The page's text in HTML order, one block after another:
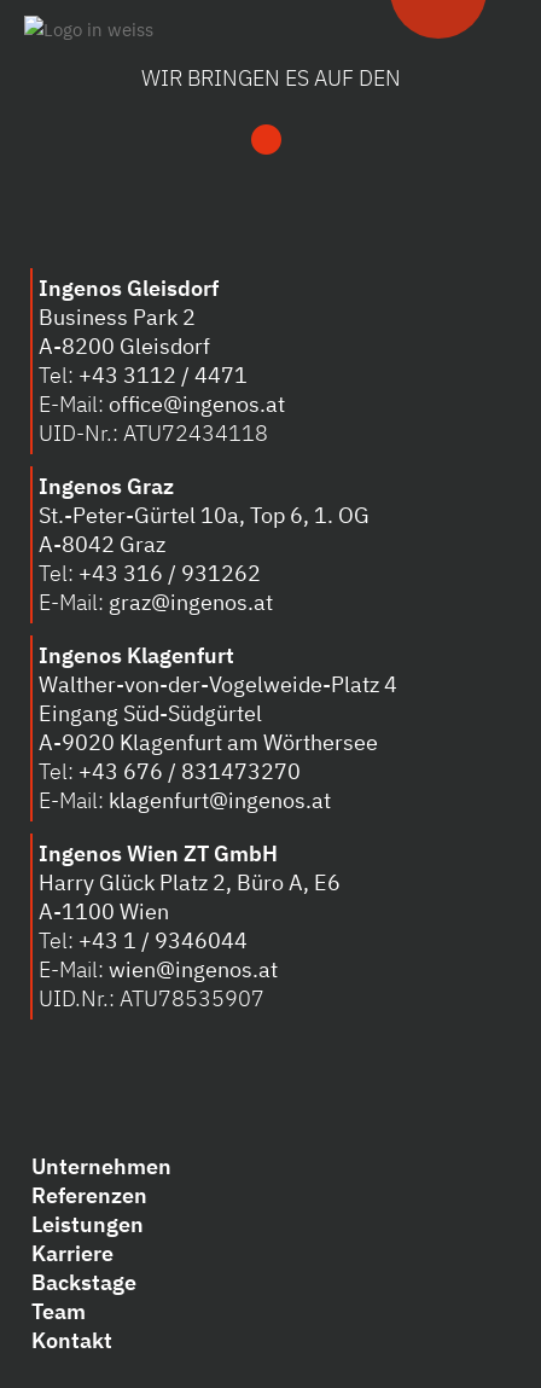
WIR BRINGEN ES AUF DEN
Ingenos Gleisdorf
Business Park 2
A-8200 Gleisdorf
Tel: +43 3112 / 4471
E-Mail: office@ingenos.at
UID-Nr.: ATU72434118
Ingenos Graz
St.-Peter-Gürtel 10a, Top 6, 1. OG
A-8042 Graz
Tel: +43 316 / 931262
E-Mail: graz@ingenos.at
Ingenos Klagenfurt
Walther-von-der-Vogelweide-Platz 4
Eingang Süd-Südgürtel
A-9020 Klagenfurt am Wörthersee
Tel: +43 676 / 831473270
E-Mail: klagenfurt@ingenos.at
Ingenos Wien ZT GmbH
Harry Glück Platz 2, Büro A, E6
A-1100 Wien
Tel: +43 1 / 9346044
E-Mail: wien@ingenos.at
UID.Nr.: ATU78535907
Unternehmen
Referenzen
Leistungen
Karriere
Backstage
Team
Kontakt